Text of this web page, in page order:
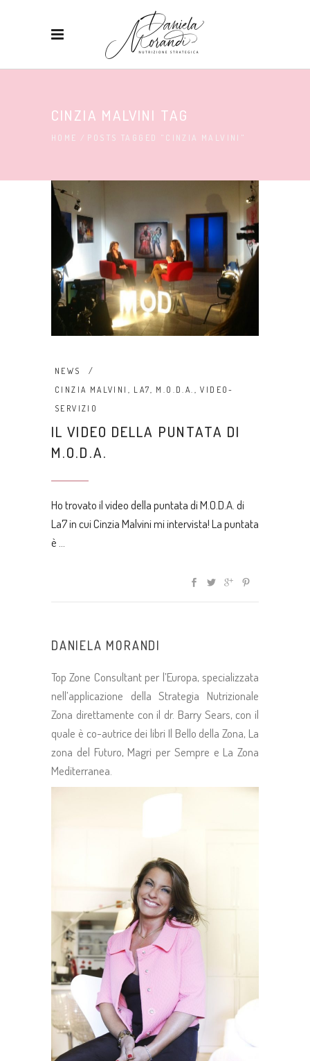
CINZIA MALVINI TAG
HOME / POSTS TAGGED "CINZIA MALVINI"
NEWS
CINZIA MALVINI , LA7, M.O.D.A. ,VIDEO-
SERVIZIO
IL VIDEO DELLA PUNTATA DI
M.O.D.A.
Ho trovato il video della puntata di M.O.D.A. di
La7 in cui Cinzia Malvini mi intervista! La puntata
è
DANIELA MORANDI
Top Zone Consultant per l’Europa, specializzata
nell’applicazione della Strategia Nutrizionale
Zona direttamente con il dr. Barry Sears, con il
quale è co-autrice dei libri Il Bello della Zona, La
zona del Futuro, Magri per Sempre e La Zona
Mediterranea.